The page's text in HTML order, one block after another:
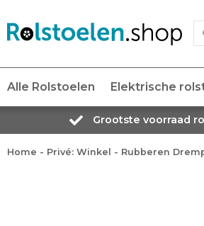
Alle Rolstoelen Elektrische
Grootste voorraad
Home - Privé: Winkel - Rubberen